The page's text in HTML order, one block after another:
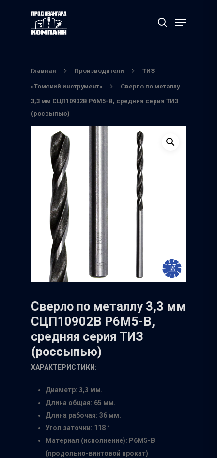
Главная Производители ТИЗ
«Томский инструмент»
Сверло по металлу
3,3 мм СЦП10902В Р6М5-В, средняя серия ТИЗ
(россыпью)
Сверло по металлу 3,3 мм
СЦП10902В Р6М5-В,
средняя серия ТИЗ
(россыпью)
ХАРАКТЕРИСТИКИ:
Диаметр: 3,3 мм.
Длина общая: 65 мм.
Длина рабочая: 36 мм.
Угол заточки: 118 °
Материал (исполнение): Р6М5-В
(продольно-винтовой прокат)